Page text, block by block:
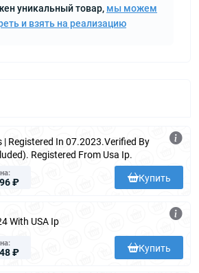
уникальный товар, мы можем
и взять на реализацию
Registered In 07.2023.Verified By
Registered From Usa Ip.
₽ Купить
With USA Ip
₽ Купить